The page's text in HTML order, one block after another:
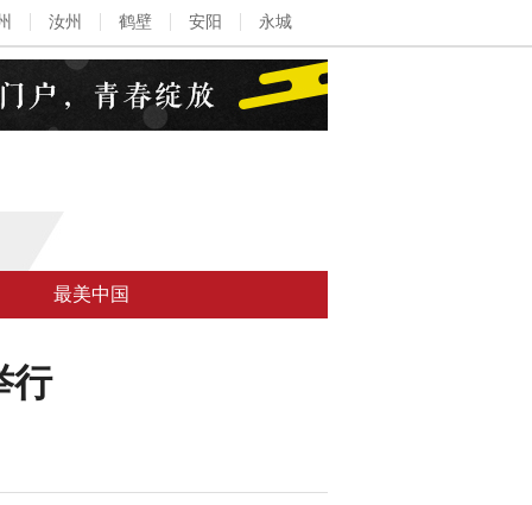
汝州 鹤壁 安阳 永城
最美中国
行